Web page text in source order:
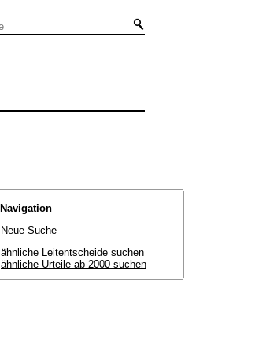
Navigation
Neue Suche
ähnliche Leitentscheide suchen
ähnliche Urteile ab 2000 suchen